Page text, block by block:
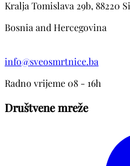
Kralja Tomislava 29b, 88220
Bosnia and Hercegovina
info@sveosmrtnice.ba
Radno vrijeme 08 - 16h
Društvene mreže